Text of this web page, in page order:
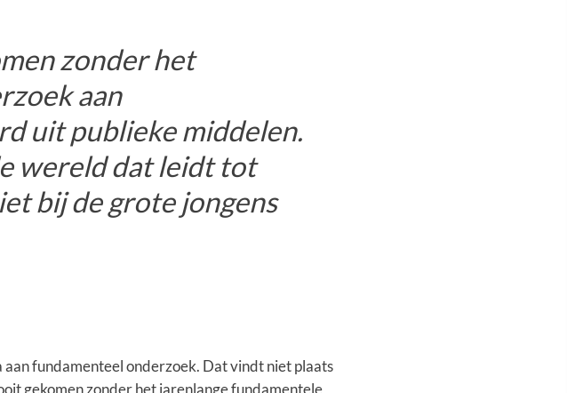
zonder het
aan
uit publieke middelen.
wereld dat leidt tot
bij de grote jongens
aan fundamenteel onderzoek. Dat vindt niet plaats
gekomen zonder het jarenlange fundamentele